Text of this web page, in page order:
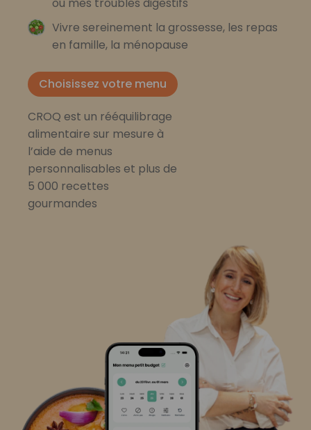
ou mes troubles digestifs
Vivre sereinement la grossesse, les repas
en famille, la ménopause
Choisissez votre menu
CROQ est un rééquilibrage
alimentaire sur mesure à
l’aide de menus
personnalisables et plus de
5 000 recettes
gourmandes